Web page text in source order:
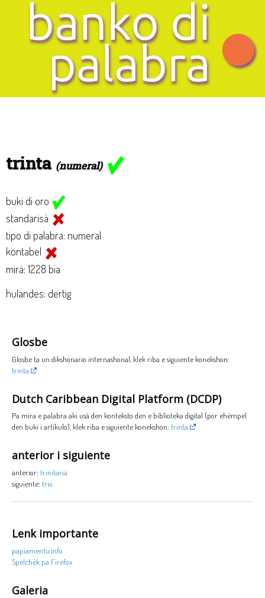
trinta (numeral)
buki di oro
standarisá
tipo di palabra: numeral
kontabel
mirá: 1228 bia
hulandes: dertig
Glosbe
Glosbe ta un dikshonario internashonal, klek riba e siguiente konekshon:
trinta
Dutch Caribbean Digital Platform (DCDP)
Pa mira e palabra aki usá den konteksto den e biblioteka digital (por ehèmpel
den buki i artíkulo), klek riba e siguiente konekshon: trinta
anterior i siguiente
anterior: trinitaria
siguiente: trio
Lenk importante
papiamentu.info
Spèlchèk pa Firefox
Galeria